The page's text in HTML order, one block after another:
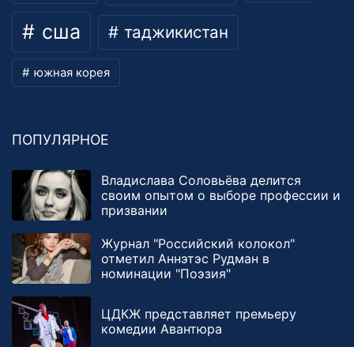
сша таджикистан
южная корея
ПОПУЛЯРНОЕ
Владислава Соловьёва делится
своим опытом о выборе профессии и
призвании
Журнал "Российский колокол"
отметил Аннэтэс Рудман в
номинации "Поэзия"
ЦДКЖ представляет премьеру
комедии Авантюра